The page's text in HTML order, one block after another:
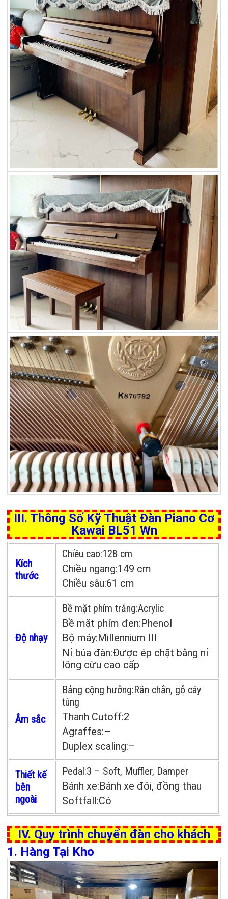
III. Thông Số Kỹ Thuật Đàn Piano Cơ
Kawai BL51 Wn
Kích
thước
Chiều cao:128 cm
Chiều ngang:149 cm
Chiều sâu:61 cm
Độ nhạy
Bề mặt phím trắng:Acrylic
Bề mặt phím đen:Phenol
Bộ máy:Millennium III
Nỉ búa đàn:Được ép chặt bằng nỉ
lông cừu cao cấp
Âm sắc
Bảng cộng hưởng:Rắn chắn, gỗ cây
tùng
Thanh Cutoff:2
Agraffes:–
Duplex scaling:–
Thiết kế
bên
ngoài
Pedal:3 – Soft, Muffler, Damper
Bánh xe:Bánh xe đôi, đồng thau
Softfall:Có
IV. Quy trình chuyển đàn cho khách
1. Hàng Tại Kho